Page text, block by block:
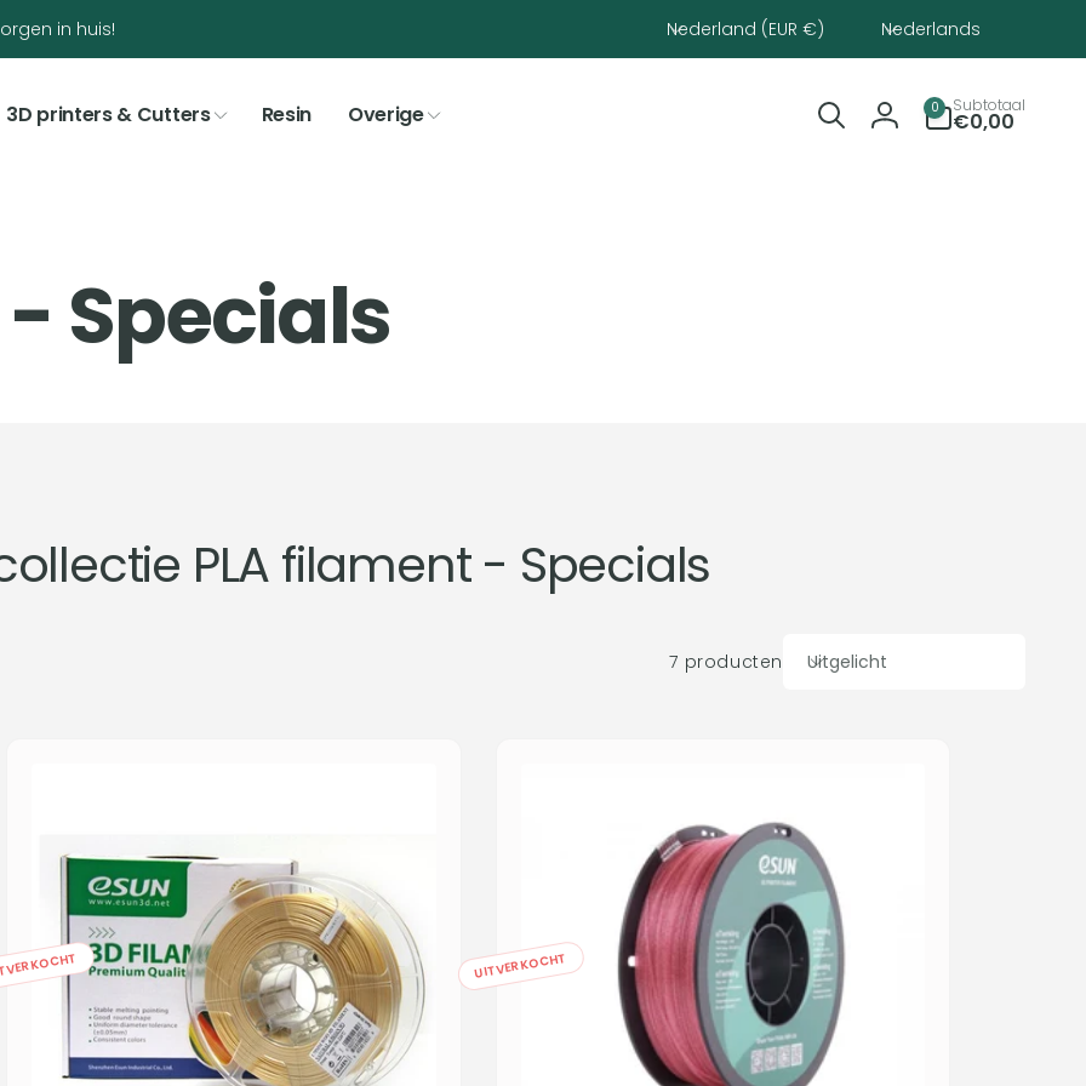
in huis! Nederland (EUR €) Nederlands
3D printers & Cutters Resin Overige Inloggen
0
artikelen
Subtotaal
€0,00
Specials
PLA filament - Specials
7 producten
Sorteer
Uitgelicht
UITVERKOCHT